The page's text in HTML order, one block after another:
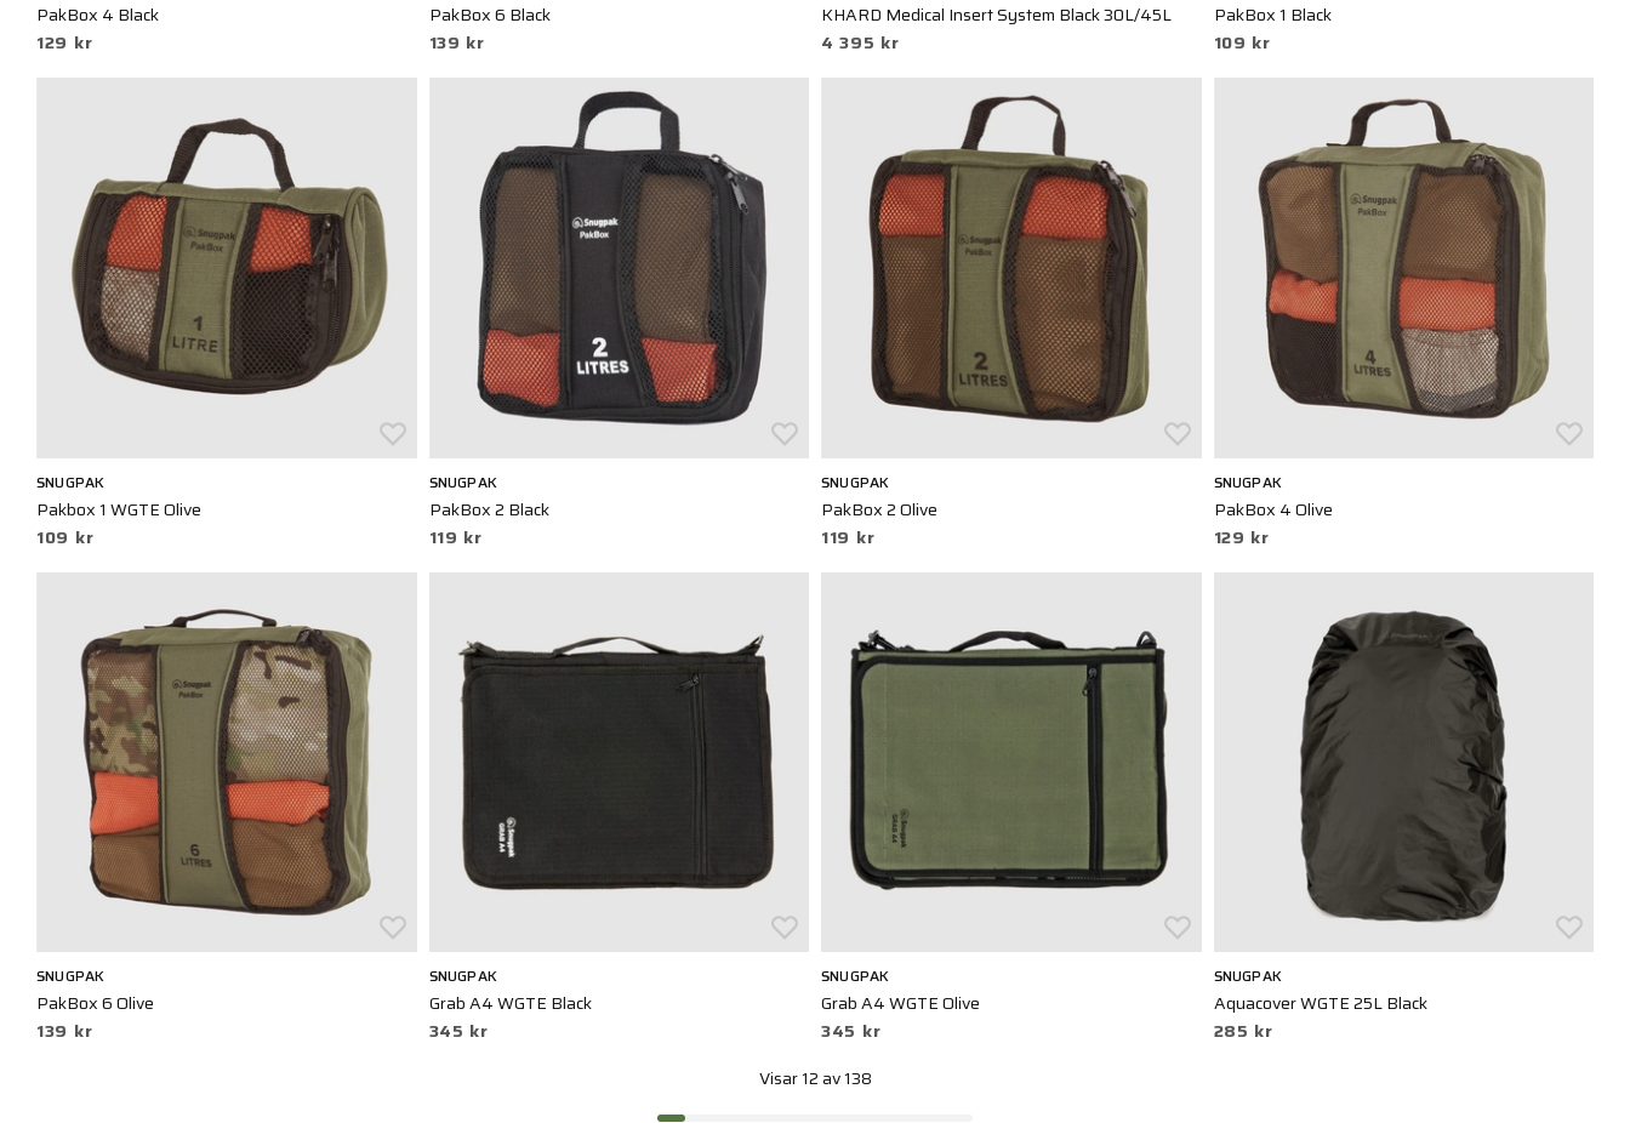
PakBox 4 Black
129 kr
PakBox 6 Black
139 kr
KHARD Medical Insert System Black 30L/45L
4 395 kr
PakBox 1 Black
109 kr
SNUGPAK
Pakbox 1 WGTE Olive
109 kr
SNUGPAK
PakBox 2 Black
119 kr
SNUGPAK
PakBox 2 Olive
119 kr
SNUGPAK
PakBox 4 Olive
129 kr
SNUGPAK
PakBox 6 Olive
139 kr
SNUGPAK
Grab A4 WGTE Black
345 kr
SNUGPAK
Grab A4 WGTE Olive
345 kr
SNUGPAK
Aquacover WGTE 25L Black
285 kr
Visar 12 av 138